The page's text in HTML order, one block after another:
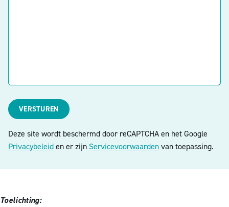
VERSTUREN
Deze site wordt beschermd door reCAPTCHA en het Google
Privacybeleiden er zijn Servicevoorwaardenvan toepassing.
Toelichting: